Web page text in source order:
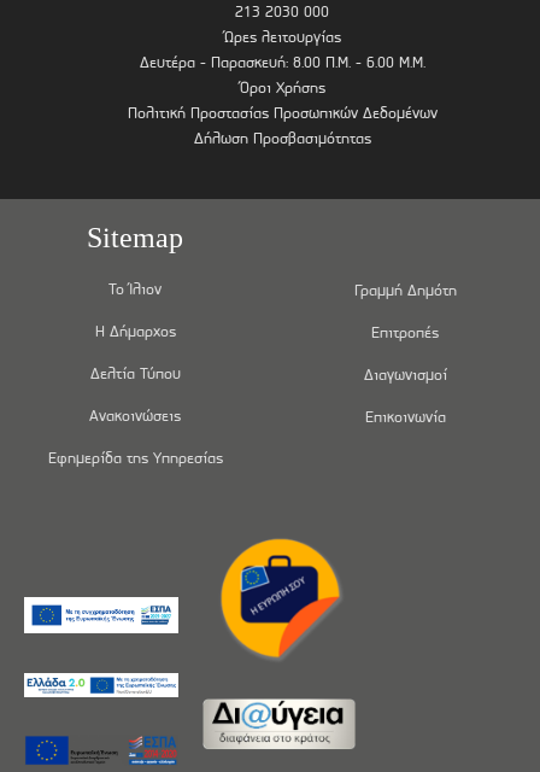
213 2030 000
Ώρες λειτουργίας
Δευτέρα - Παρασκευή: 8.00 Π.Μ. - 6.00 Μ.Μ.
Όροι Χρήσης
Πολιτική Προστασίας Προσωπικών Δεδομένων
Δήλωση Προσβασιμότητας
Sitemap
Το Ίλιον
Η Δήμαρχος
Δελτία Τύπου
Ανακοινώσεις
Εφημερίδα της Υπηρεσίας
Γραμμή Δημότη
Επιτροπές
Διαγωνισμοί
Επικοινωνία